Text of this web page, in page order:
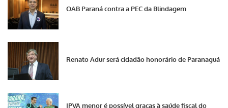
OAB Paraná contra a PEC da Blindagem
Renato Adur será cidadão honorário de Paranaguá
IPVA menor é possível graças à saúde fiscal do